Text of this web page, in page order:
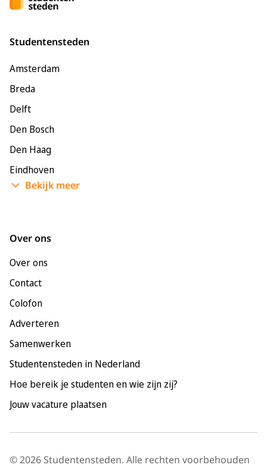
Studentensteden
Amsterdam
Breda
Delft
Den Bosch
Den Haag
Eindhoven
Enschede
Bekijk meer
Over ons
Over ons
Contact
Colofon
Adverteren
Samenwerken
Studentensteden in Nederland
Hoe bereik je studenten en wie zijn zij?
Jouw vacature plaatsen
© 2026 Studentensteden. Alle rechten voorbehouden